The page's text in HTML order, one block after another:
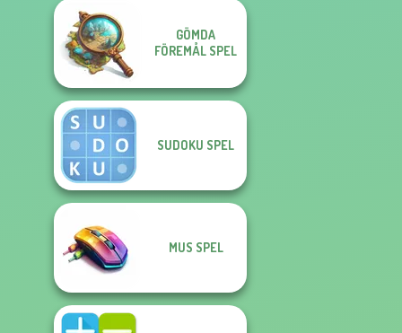
GÖMDA
FÖREMÅL SPEL
SUDOKU SPEL
MUS SPEL